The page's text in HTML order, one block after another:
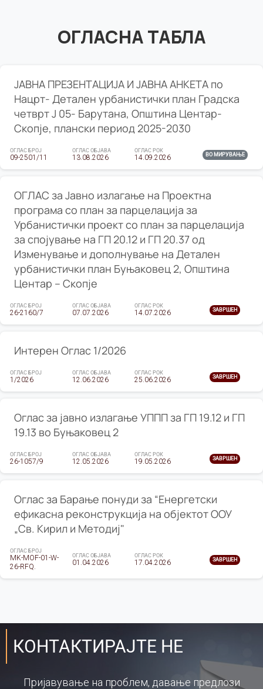
ОГЛАСНА ТАБЛА
ЈАВНА ПРЕЗЕНТАЦИЈА И ЈАВНА АНКЕТА по
Нацрт- Детален урбанистички план Градска
четврт Ј 05- Барутана, Општина Центар-
Скопје, плански период 2025-2030
ОГЛАС БРОЈ
09-2501/11
ОГЛАС ОБЈАВА
13.08.2026
ОГЛАС РОК
14.09.2026 ВО МИРУВАЊЕ
ОГЛАС за Јавно излагање на Проектна
програма со план за парцелација за
Урбанистички проект со план за парцелација
за спојување на ГП 20.12 и ГП 20.37 од
Изменување и дополнување на Детален
урбанистички план Буњаковец 2, Општина
Центар – Скопје
ОГЛАС БРОЈ
26-2160/7
ОГЛАС ОБЈАВА
07.07.2026
ОГЛАС РОК
14.07.2026 ЗАВРШЕН
Интерен Оглас 1/2026
ОГЛАС БРОЈ
1/2026
ОГЛАС ОБЈАВА
12.06.2026
ОГЛАС РОК
25.06.2026 ЗАВРШЕН
Оглас за јавно излагање УППП за ГП 19.12 и ГП
19.13 во Буњаковец 2
ОГЛАС БРОЈ
26-1057/9
ОГЛАС ОБЈАВА
12.05.2026
ОГЛАС РОК
19.05.2026 ЗАВРШЕН
Оглас за Барање понуди за “Енергетски
ефикасна реконструкција на објектот ООУ
„Св. Кирил и Методиј"
ОГЛАС БРОЈ
MK-MOF-01-W-
26-RFQ.
ОГЛАС ОБЈАВА
01.04.2026
ОГЛАС РОК
17.04.2026 ЗАВРШЕН
КОНТАКТИРАЈТЕ НЕ
Пријавување на проблем, давање предлози